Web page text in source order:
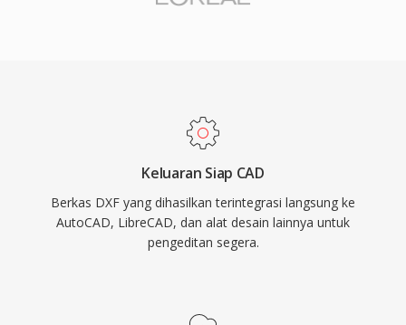
Keluaran Siap CAD
Berkas DXF yang dihasilkan terintegrasi langsung ke
AutoCAD, LibreCAD, dan alat desain lainnya untuk
pengeditan segera.